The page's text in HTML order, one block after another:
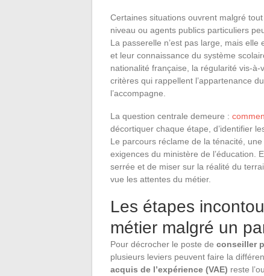
Certaines situations ouvrent malgré
niveau ou agents publics particuliers
La passerelle n’est pas large, mais
et leur connaissance du système
nationalité française, la régularité vis-
critères qui rappellent l’appartenance
l’accompagne.
La question centrale demeure :
décortiquer chaque étape, d’identifier
Le parcours réclame de la ténacité,
exigences du ministère de l’éducation.
serrée et de miser sur la réalité du
vue les attentes du métier.
Les étapes
métier malgré un
Pour décrocher le poste de conseiller
plusieurs leviers peuvent faire la
acquis de l’expérience (VAE) reste